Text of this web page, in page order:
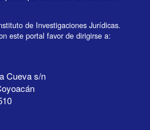
de Investigaciones Jurídicas.
este portal favor de dirigirse a:
Cueva s/n